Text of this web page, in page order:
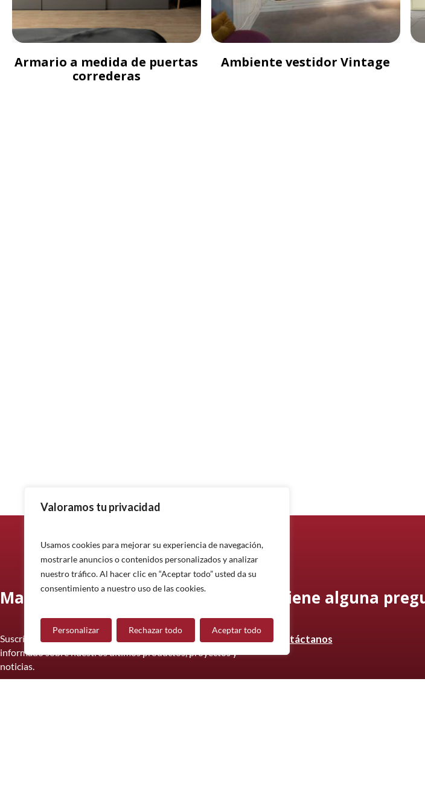
Valoramos tu privacidad
Usamos cookies para mejorar su experiencia de navegación,
mostrarle anuncios o contenidos personalizados y analizar
nuestro tráfico. Al hacer clic en “Aceptar todo” usted da su
consentimiento a nuestro uso de las cookies.
Personalizar Rechazar todo Aceptar todo
Armario a medida de puertas
correderas
Ambiente vestidor Vintage
Manténgase informado
Suscríbase a nuestro boletín informativo y manténgase
informado sobre nuestros últimos productos, proyectos y
noticias.
¿Tiene alguna
Contáctanos